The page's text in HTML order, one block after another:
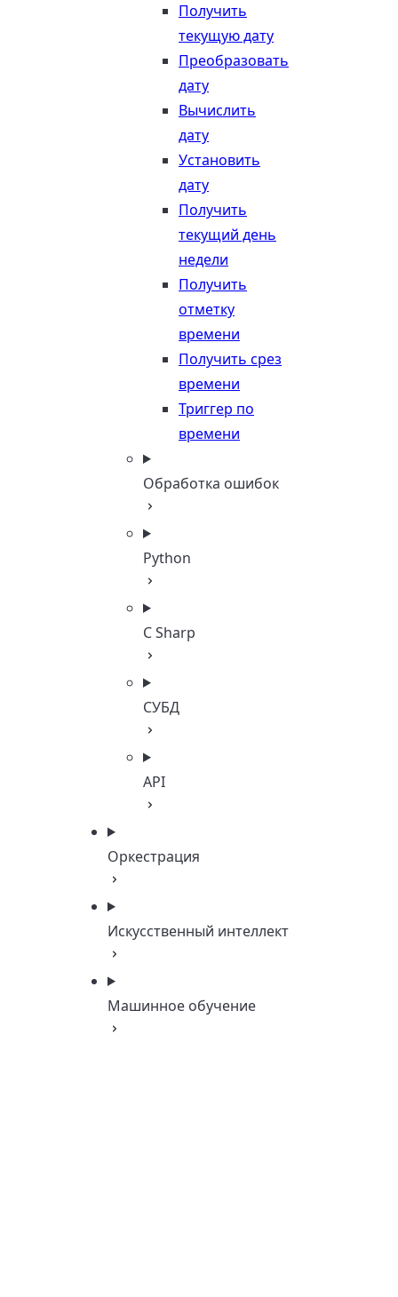
Получить
текущую дату
Преобразовать
дату
Вычислить
дату
Установить
дату
Получить
текущий день
недели
Получить
отметку
времени
Получить срез
времени
Триггер по
времени
Обработка ошибок
Python
C Sharp
СУБД
API
Оркестрация
Искусственный интеллект
Машинное обучение